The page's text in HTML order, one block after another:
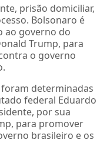
prisão domiciliar,
Bolsonaro é
ao governo do
Trump, para
o governo
determinadas
federal Eduardo
por sua
para promover
brasileiro e os